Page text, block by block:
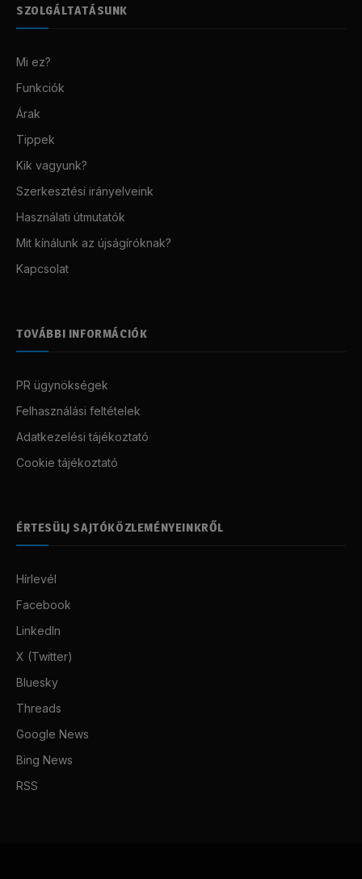
SZOLGÁLTATÁSUNK
Mi ez?
Funkciók
Árak
Tippek
Kik vagyunk?
Szerkesztési irányelveink
Használati útmutatók
Mit kínálunk az újságíróknak?
Kapcsolat
TOVÁBBI INFORMÁCIÓK
PR ügynökségek
Felhasználási feltételek
Adatkezelési tájékoztató
Cookie tájékoztató
ÉRTESÜLJ SAJTÓKÖZLEMÉNYEINKRŐL
Hírlevél
Facebook
LinkedIn
X (Twitter)
Bluesky
Threads
Google News
Bing News
RSS